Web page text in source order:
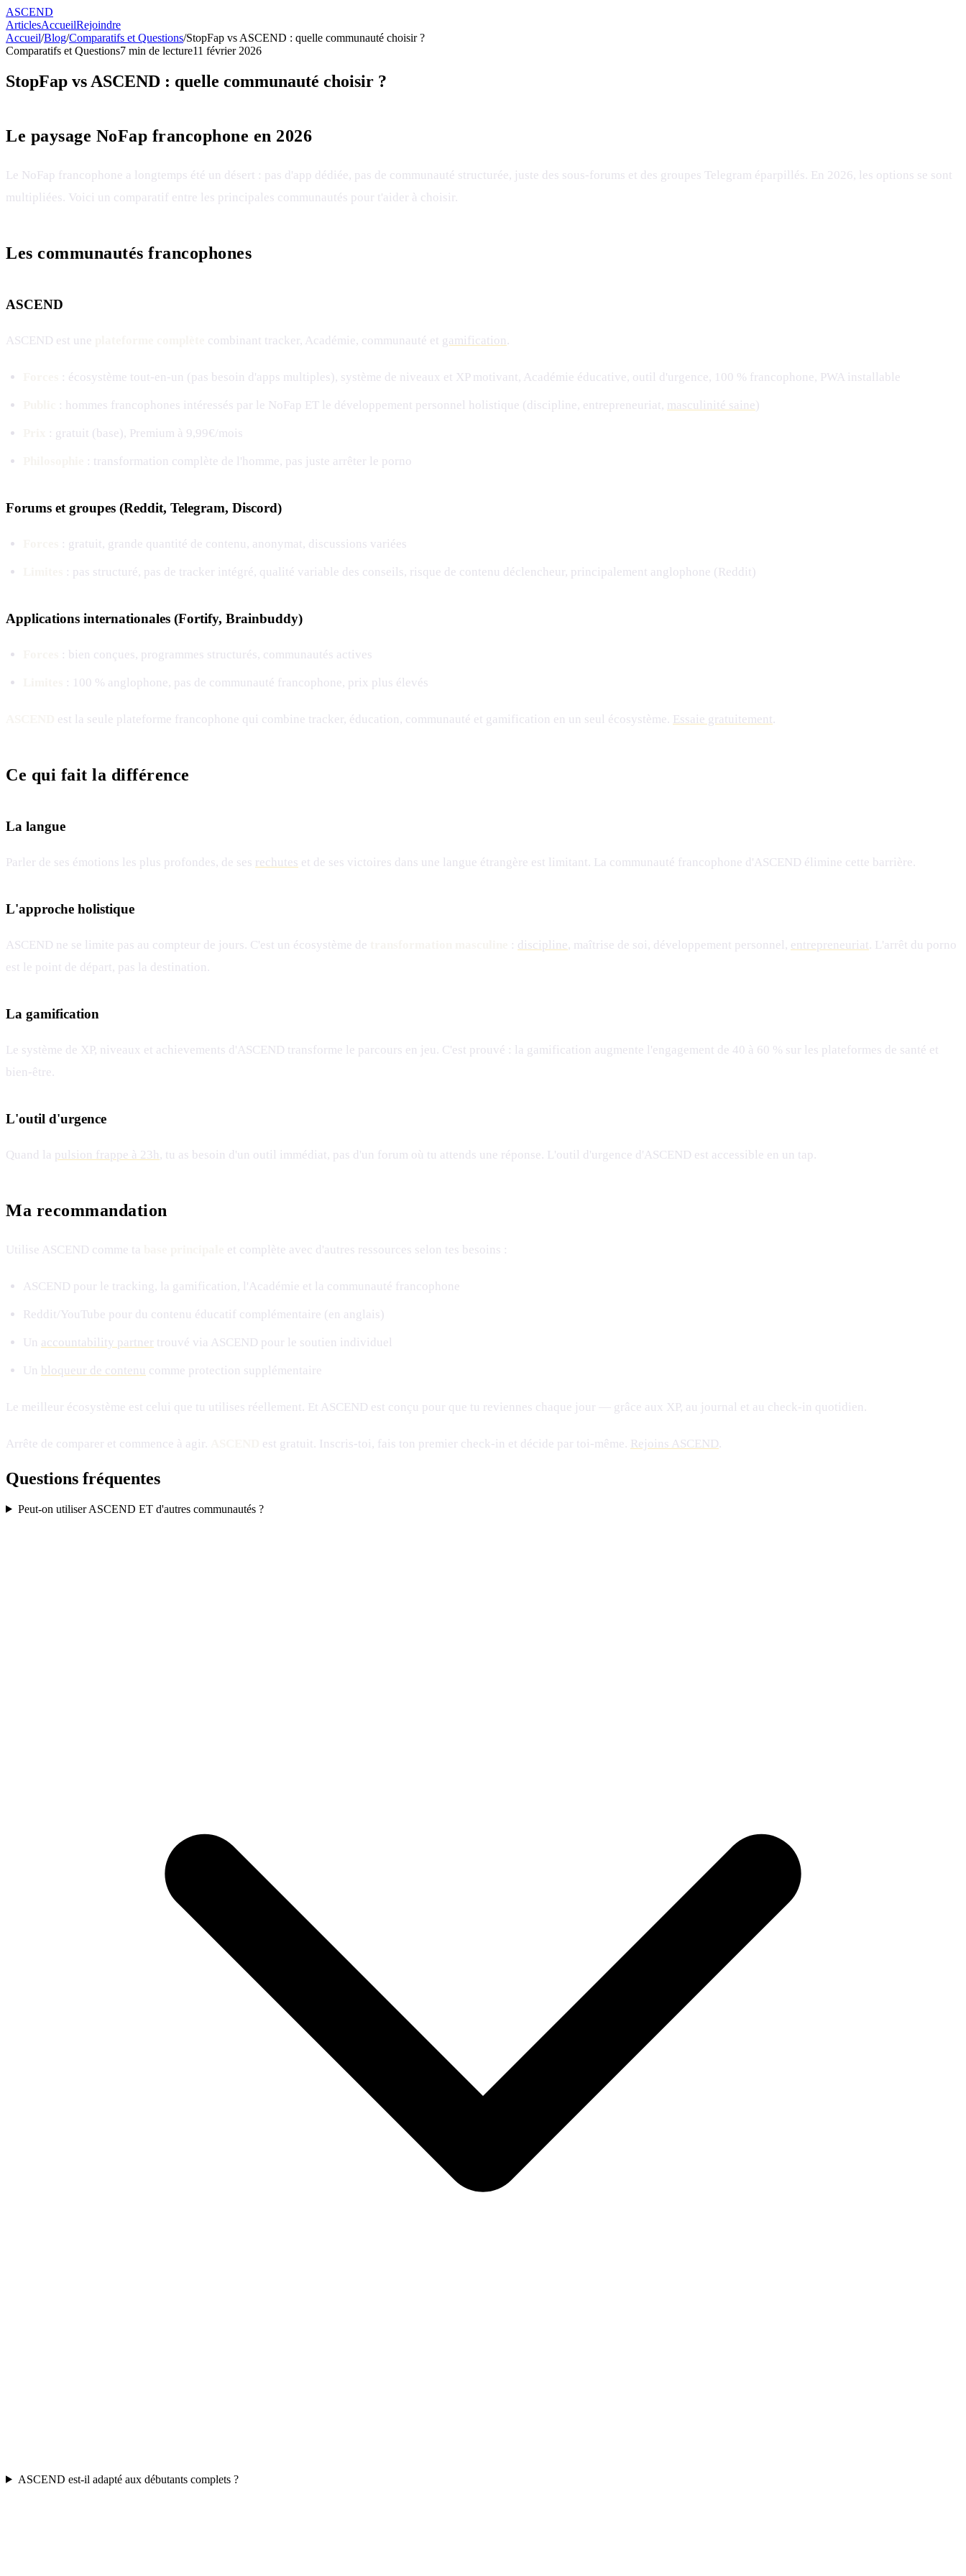
ASCEND
ArticlesAccueilRejoindre
Accueil/Blog/Comparatifs et Questions/StopFap vs ASCEND : quelle communauté choisir ?
Comparatifs et Questions7 min de lecture11 février 2026
StopFap vs ASCEND : quelle communauté choisir ?
Le paysage NoFap francophone en 2026
Le NoFap francophone a longtemps été un désert : pas d'app dédiée, pas de communauté structurée, juste des sous-forums et des groupes Telegram éparpillés. En 2026, les options se sont
multipliées. Voici un comparatif entre les principales communautés pour t'aider à choisir.
Les communautés francophones
ASCEND
ASCEND est une combinant tracker, Académie, communauté et gamification .
: écosystème tout-en-un (pas besoin d'apps multiples), système de niveaux et XP motivant, Académie éducative, outil d'urgence, 100 % francophone, PWA installable
: hommes francophones intéressés par le NoFap ET le développement personnel holistique (discipline, entrepreneuriat, masculinité saine )
: gratuit (base), Premium à 9,99€/mois
: transformation complète de l'homme, pas juste arrêter le porno
Forums et groupes (Reddit, Telegram, Discord)
: gratuit, grande quantité de contenu, anonymat, discussions variées
: pas structuré, pas de tracker intégré, qualité variable des conseils, risque de contenu déclencheur, principalement anglophone (Reddit)
Applications internationales (Fortify, Brainbuddy)
: bien conçues, programmes structurés, communautés actives
: 100 % anglophone, pas de communauté francophone, prix plus élevés
est la seule plateforme francophone qui combine tracker, éducation, communauté et gamification en un seul écosystème. Essaie gratuitement.
Ce qui fait la différence
La langue
Parler de ses émotions les plus profondes, de ses rechutes et de ses victoires dans une langue étrangère est limitant. La communauté francophone d'ASCEND élimine cette barrière.
L'approche holistique
ASCEND ne se limite pas au compteur de jours. C'est un écosystème de : discipline, maîtrise de soi, développement personnel, entrepreneuriat. L'arrêt du porno
est le point de départ, pas la destination.
La gamification
Le système de XP, niveaux et achievements d'ASCEND transforme le parcours en jeu. C'est prouvé : la gamification augmente l'engagement de 40 à 60 % sur les plateformes de santé et
bien-être.
L'outil d'urgence
Quand la pulsion frappe à 23h, tu as besoin d'un outil immédiat, pas d'un forum où tu attends une réponse. L'outil d'urgence d'ASCEND est accessible en un tap.
Ma recommandation
Utilise ASCEND comme ta et complète avec d'autres ressources selon tes besoins :
ASCEND pour le tracking, la gamification, l'Académie et la communauté francophone
Reddit/YouTube pour du contenu éducatif complémentaire (en anglais)
Un accountability partner trouvé via ASCEND pour le soutien individuel
Un bloqueur de contenu comme protection supplémentaire
Le meilleur écosystème est celui que tu utilises réellement. Et ASCEND est conçu pour que tu reviennes chaque jour — grâce aux XP, au journal et au check-in quotidien.
Arrête de comparer et commence à agir. est gratuit. Inscris-toi, fais ton premier check-in et décide par toi-même. Rejoins ASCEND.
Questions fréquentes
Peut-on utiliser ASCEND ET d'autres communautés ?
ASCEND est-il adapté aux débutants complets ?